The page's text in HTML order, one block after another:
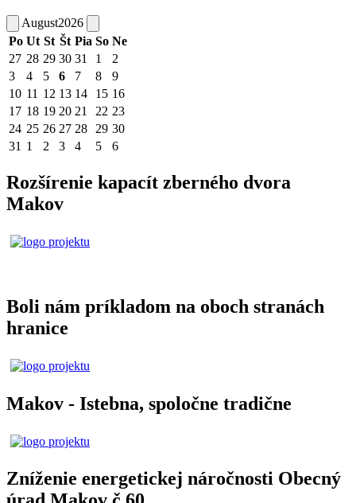
August2026
Po Ut St Št Pia So Ne
27 28 29 30 31 1
2
3
4 5 6 7 8
9
10 11 12 13 14 15 16
17 18 19 20 21 22 23
24 25 26 27 28 29 30
31 1 2 3 4 5 6
Rozšírenie kapacít zberného dvora
Makov
Boli nám príkladom na oboch stranách
hranice
Makov - Istebna, spoločne tradične
Zníženie energetickej náročnosti Obecný